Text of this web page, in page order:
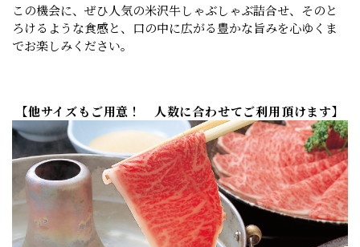
この機会に、ぜひ人気の米沢牛しゃぶしゃぶ詰合せ、そのと
ろけるような食感と、口の中に広がる豊かな旨みを心ゆくま
でお楽しみください。
【他サイズもご用意！ 人数に合わせてご利用頂けます】